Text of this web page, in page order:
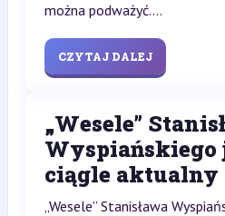
można podważyć....
CZYTAJ DALEJ
„Wesele”
Wyspiańskiego
ciągle aktualny
„Wesele” Stanisława